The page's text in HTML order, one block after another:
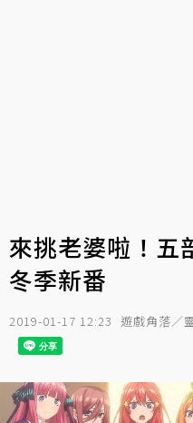
來挑老婆啦！五
冬季新番
2019-01-17 12:23 遊戲角落／